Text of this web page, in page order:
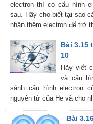
electron thì có cấu hình
sau. Hãy cho biết tại sao
nhận thêm electron để trở
Bài 3.15
10
Hãy viết
và cấu
sánh cấu hình electron
nguyên tử của He và cho
Bài